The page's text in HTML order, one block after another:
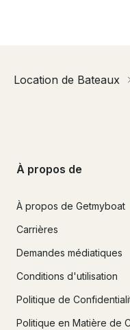
Location de Bateaux
À propos de
À propos de Getmyboat
Carrières
Demandes médiatiques
Conditions d'utilisation
Politique de
Politique en Matière de